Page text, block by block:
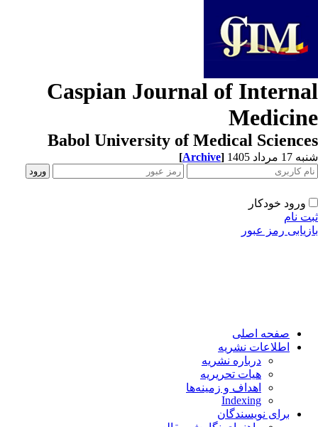
Caspian Journal of
Babol University of Medical
مرداد 1405 [Archive]
ورود خودکار
نام
رمز عبور
صفحه اصلی
اطلاعات نشریه
درباره نشریه
هیات تحریریه
اهداف و زمینه‌ها
Indexing
برای نویسندگان